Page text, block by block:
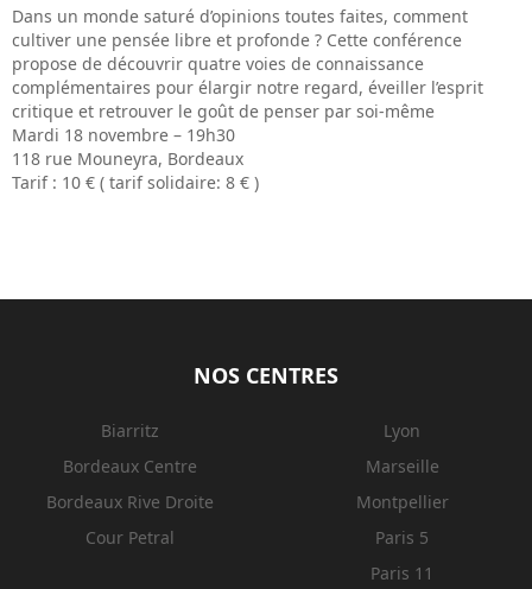
Dans un monde saturé d’opinions toutes faites, comment
cultiver une pensée libre et profonde ? Cette conférence
propose de découvrir quatre voies de connaissance
complémentaires pour élargir notre regard, éveiller l’esprit
critique et retrouver le goût de penser par soi-même
Mardi 18 novembre – 19h30
118 rue Mouneyra, Bordeaux
Tarif : 10 € ( tarif solidaire: 8 € )
NOS CENTRES
Biarritz
Bordeaux Centre
Bordeaux Rive Droite
Cour Petral
Lyon
Marseille
Montpellier
Paris 5
Paris 11